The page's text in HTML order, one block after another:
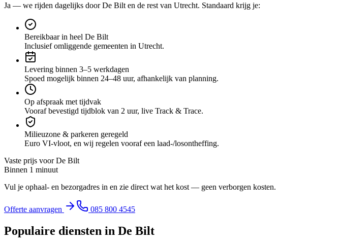
Ja — we rijden dagelijks doorDe Bilt en de rest van Utrecht. Standaard krijg je:
Bereikbaar in heel De Bilt
Inclusief omliggende gemeenten in Utrecht.
Levering binnen 3–5 werkdagen
Spoed mogelijk binnen 24–48 uur, afhankelijk van planning.
Op afspraak met tijdvak
Vooraf bevestigd tijdblok van 2 uur, live Track & Trace.
Milieuzone & parkeren geregeld
Euro VI-vloot, en wij regelen vooraf een laad-/losontheffing.
Vaste prijs voorDe Bilt
Binnen 1 minuut
Vul je ophaal- en bezorgadres in en zie direct wat het kost — geen verborgen kosten.
Offerte aanvragen 085 800 4545
Populaire diensten in De Bilt